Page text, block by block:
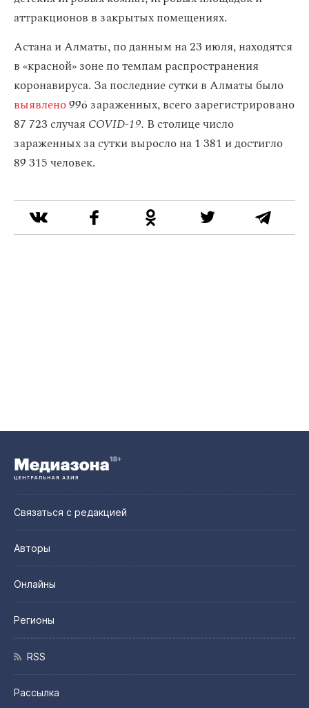
аттракционов в закрытых помещениях.
Астана и Алматы, по данным на 23 июля, находятся
в «красной» зоне по темпам распространения
коронавируса. За последние сутки в Алматы было
выявлено996 зараженных, всего зарегистрировано
87 723 случая COVID-19. В столице число
зараженных за сутки выросло на 1 381 и достигло
89 315 человек.
Связаться с редакцией
Авторы
Онлайны
Регионы
RSS
Рассылка